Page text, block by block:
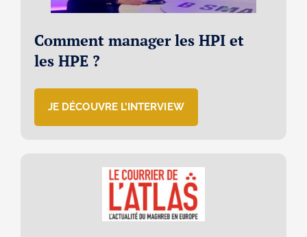
Comment manager les HPI et
les HPE ?
JE DÉCOUVRE L’INTERVIEW